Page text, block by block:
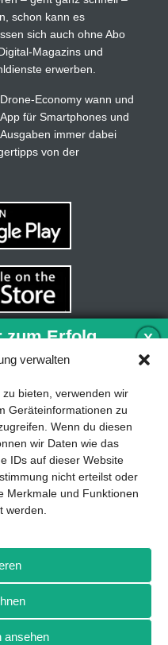
verwalten
bieten, verwenden wir
Geräteinformationen zu
Wenn du diesen
wir Daten wie das
IDs auf dieser Website
nicht erteilst oder
Merkmale und Funktionen
werden.
ansehen
schon kann es
sich auch ohne Abo
Magazins und
erwerben.
Economy wann und
für Smartphones und
immer dabei
von der
Drones+
Magazin-
& Marquardt Medien
X
zum Erfolg
Geschäftsmodells sind für
unverzichtbar. Das
Canvas hilft, sich dabei
zu konzentrieren
zu behalten, worauf es
unseren kostenlosen
Produkt zum Business: